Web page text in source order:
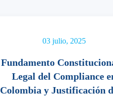
03 julio, 2025
Fundamento
Legal del Compliance
Colombia y Justificación